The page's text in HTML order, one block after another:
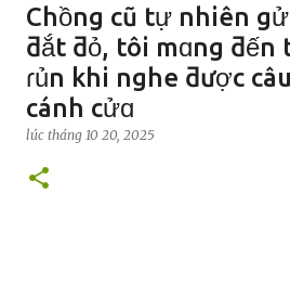
Chồng cũ tự nhiên
ƌắt ƌỏ, tôi mɑng ƌến
ɾủn khi nghe ƌược
cánh cửɑ
lúc tháng 10 20, 2025